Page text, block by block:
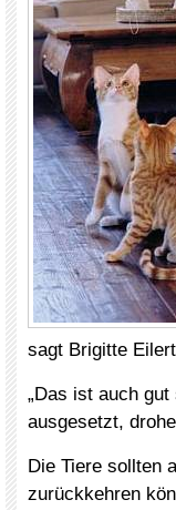
sagt Brigitte
„Das ist auch
ausgesetzt,
Die Tiere sollten
zurückkehren